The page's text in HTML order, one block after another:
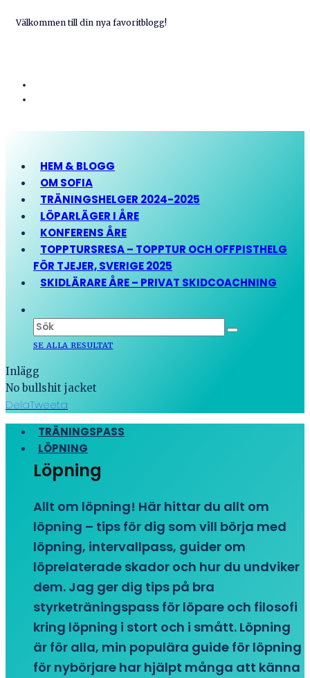
Välkommen till din nya favoritblogg!
HEM & BLOGG
OM SOFIA
TRÄNINGSHELGER 2024-2025
LÖPARLÄGER I ÅRE
KONFERENS ÅRE
TOPPTURSRESA – TOPPTUR OCH OFFPISTHELG
FÖR TJEJER, SVERIGE 2025
SKIDLÄRARE ÅRE – PRIVAT SKIDCOACHNING
SE ALLA RESULTAT
Inlägg
No bullshit jacket
DelaTweeta
TRÄNINGSPASS
LÖPNING
Löpning
Allt om löpning! Här hittar du allt om
löpning – tips för dig som vill börja med
löpning, intervallpass, guider om
löprelaterade skador och hur du undviker
dem. Jag ger dig tips på bra
styrketräningspass för löpare och filosofi
kring löpning i stort och i smått. Löpning
är för alla, min populära guide för löpning
för nybörjare har hjälpt många att känna